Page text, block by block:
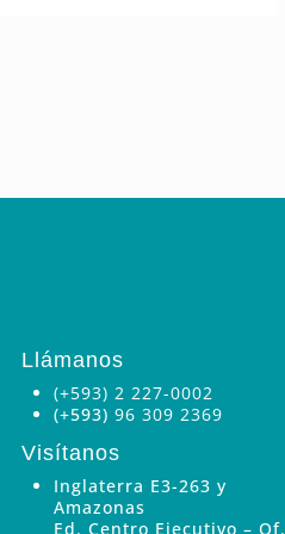
Llámanos
(+593) 2 227-0002
(+593) 96 309 2369
Visítanos
Inglaterra E3-263 y
Amazonas
Ed. Centro Ejecutivo – Of.